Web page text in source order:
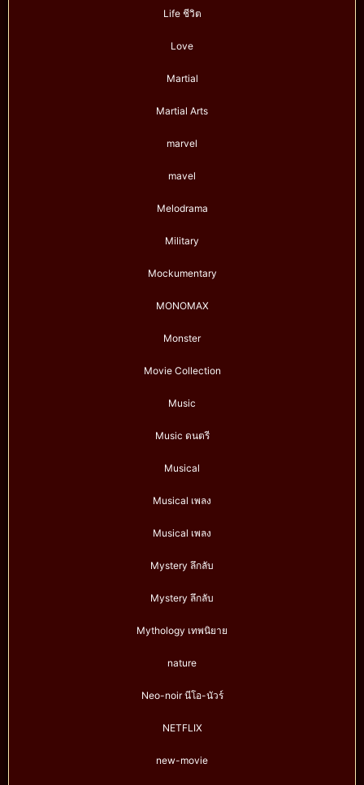
Life ชีวิต
Love
Martial
Martial Arts
marvel
mavel
Melodrama
Military
Mockumentary
MONOMAX
Monster
Movie Collection
Music
Music ดนตรี
Musical
Musical เพลง
Musical เพลง
Mystery ลึกลับ
Mystery ลึกลับ
Mythology เทพนิยาย
nature
Neo-noir นีโอ-นัวร์
NETFLIX
new-movie